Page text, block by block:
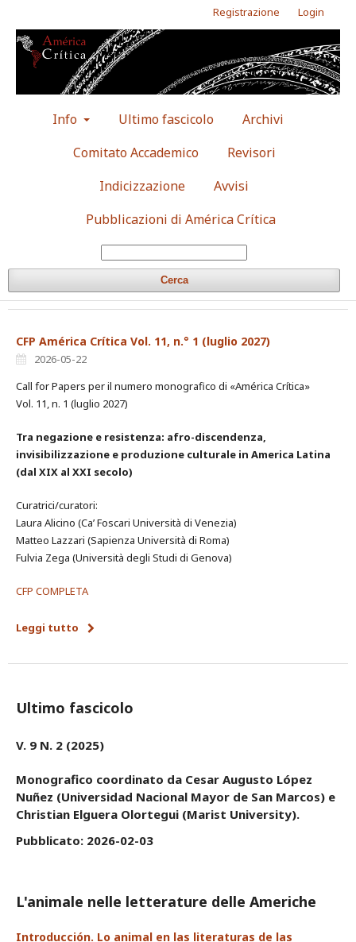
Info Ultimo fascicolo
Archivi
Comitato Accademico
Revisori
Indicizzazione
Avvisi
Pubblicazioni di América Crítica
Cerca
Registrazione Login
CFP América Crítica Vol. 11, n.° 1 (luglio 2027)
2026-05-22
Call for Papers per il numero monografico di «América Crítica»
Vol. 11, n. 1 (luglio 2027)
Tra negazione e resistenza: afro-discendenza,
invisibilizzazione e produzione culturale in America Latina
(dal XIX al XXI secolo)
Curatrici/curatori:
Laura Alicino (Ca’ Foscari Università di Venezia)
Matteo Lazzari (Sapienza Università di Roma)
Fulvia Zega (Università degli Studi di Genova)
CFP COMPLETA
Leggi tutto
Ultimo fascicolo
V. 9 N. 2 (2025)
Monografico coordinato da Cesar Augusto López
Nuñez (Universidad Nacional Mayor de San Marcos) e
Christian Elguera Olortegui (Marist University).
Pubblicato: 2026-02-03
L'animale nelle letterature delle Americhe
Introducción. Lo animal en las literaturas de las